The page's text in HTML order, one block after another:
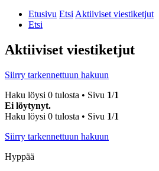
Etusivu EtsiAktiiviset viestiketjut
Etsi
Aktiiviset viestiketjut
Siirry tarkennettuun hakuun
Haku löysi 0 tulosta • Sivu 1/1
Ei löytynyt.
Haku löysi 0 tulosta • Sivu 1/1
Siirry tarkennettuun hakuun
Hyppää